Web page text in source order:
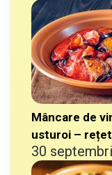
Mâncare de
usturoi –
30